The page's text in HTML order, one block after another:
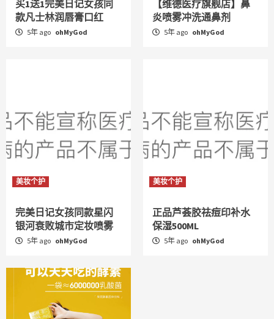
买1送1完美日记女孩同
款凡士林润唇膏口红
5年 ago ohMyGod
【维德医疗旗舰店】鼻
炎喷雾冲洗通鼻剂
5年 ago ohMyGod
美妆个护
完美日记女孩同款星闪
银河衰败城市定妆喷雾
5年 ago ohMyGod
美妆个护
正品芦荟胶祛痘印补水
保湿500ML
5年 ago ohMyGod